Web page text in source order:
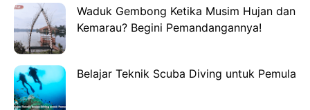
Waduk Gembong Ketika Musim Hujan dan
Kemarau? Begini Pemandangannya!
Belajar Teknik Scuba Diving untuk Pemula